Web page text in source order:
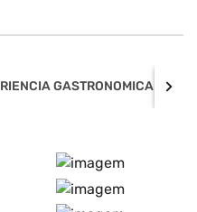
GASTRONOMICA